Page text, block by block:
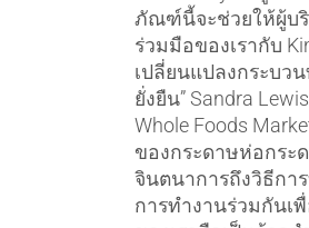
ภัณฑ์นี้จะช่วยให้ผู้บริ
ร่วมมือของเรากับ
เปลี่ยนแปลงกระบ
ยั่งยืน” Sandra
Whole Foods
ของกระดาษห่อกระ
จินตนาการถึงวิธีกา
การทำงานร่วมกันเ